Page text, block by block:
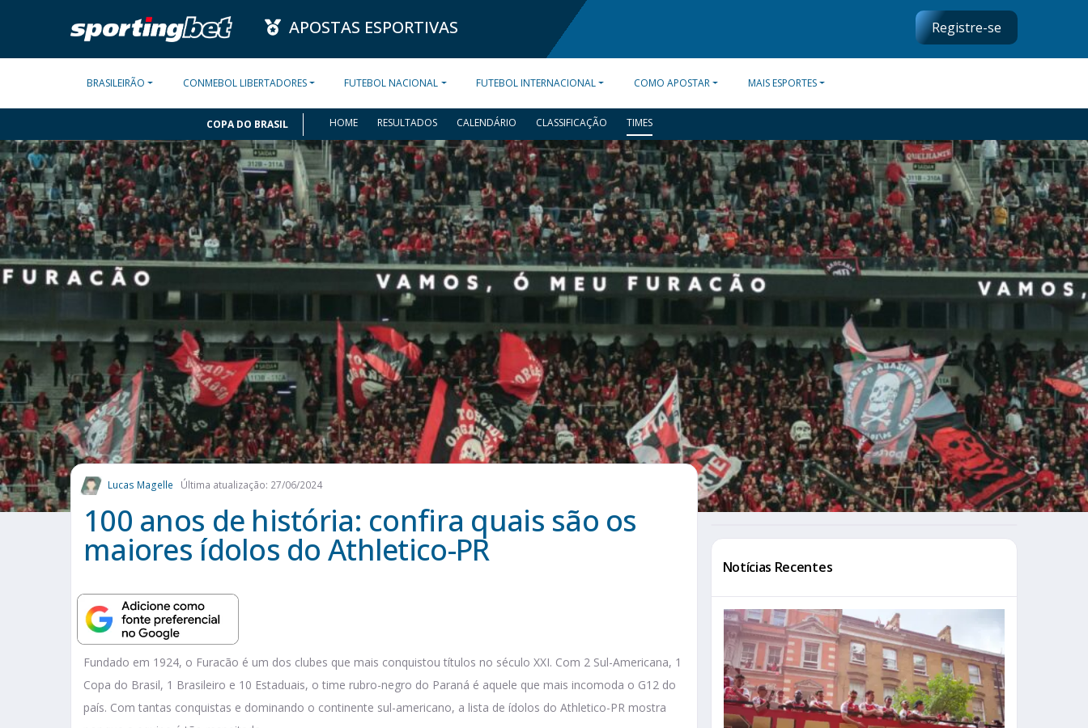
APOSTAS ESPORTIVAS Registre-se
BRASILEIRÃO CONMEBOL LIBERTADORES FUTEBOL NACIONAL FUTEBOL INTERNACIONAL COMO APOSTAR MAIS ESPORTES
COPA DO BRASIL HOME RESULTADOS CALENDÁRIO CLASSIFICAÇÃO TIMES
Lucas Magelle Última atualização: 27/06/2024
100 anos de história: confira quais são os
maiores ídolos do Athletico-PR
Fundado em 1924, o Furacão é um dos clubes que mais conquistou títulos no século XXI. Com 2 Sul-Americana, 1
Copa do Brasil, 1 Brasileiro e 10 Estaduais, o time rubro-negro do Paraná é aquele que mais incomoda o G12 do
país. Com tantas conquistas e dominando o continente sul-americano, a lista de ídolos do Athletico-PR mostra
Notícias Recentes